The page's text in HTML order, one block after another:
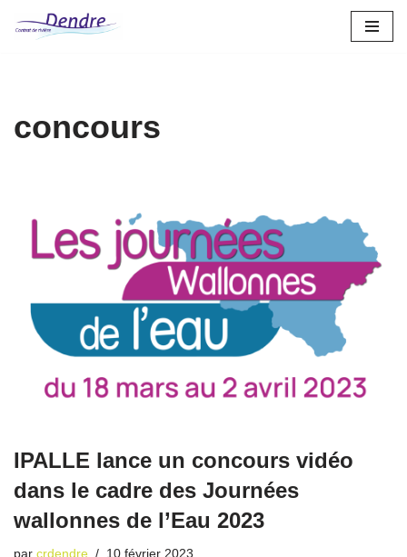
concours
IPALLE lance un concours vidéo
dans le cadre des Journées
wallonnes de l’Eau 2023
par crdendre 10 février 2023